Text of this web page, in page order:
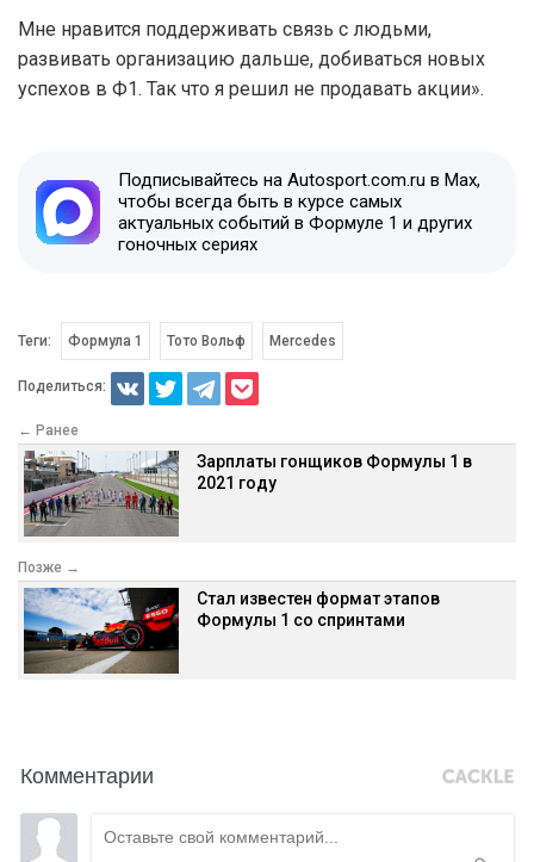
Мне нравится поддерживать связь с людьми,
развивать организацию дальше, добиваться новых
успехов в Ф1. Так что я решил не продавать акции».
Подписывайтесь на Autosport.com.ru в Max,
чтобы всегда быть в курсе самых
актуальных событий в Формуле 1 и других
гоночных сериях
Теги: Формула 1 Тото Вольф Mercedes
Поделиться:
← Ранее
Зарплаты гонщиков Формулы 1 в
2021 году
Позже →
Стал известен формат этапов
Формулы 1 со спринтами
Комментарии